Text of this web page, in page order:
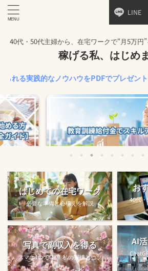
LINE
40代・50代主婦から、在宅ワークで“月5万円
稼げる私、はじめ
践的なノウハウをPDFでプレゼント中！
る方法
教育訓練給付金で賢くスキル
方法【主婦でも使え
はじめての在宅ワーク
必要な準備と心構えを解説
お
40代
写真で副収入を得る
スマホ1つでOK！私の実績とコツ
AI